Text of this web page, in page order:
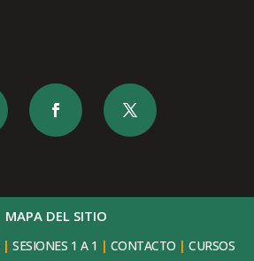
MAPA DEL SITIO
| SESIONES 1 A 1 | CONTACTO |CURSOS